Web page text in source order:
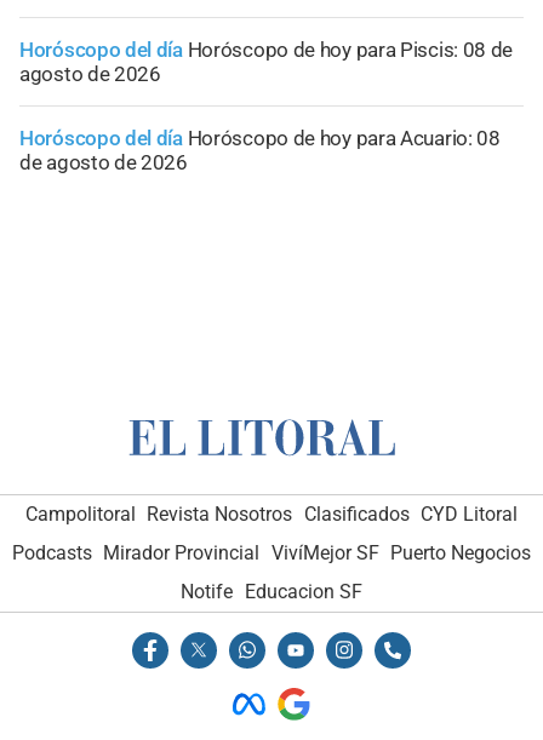
Horóscopo del día Horóscopo de hoy para Piscis: 08 de
agosto de 2026
Horóscopo del día Horóscopo de hoy para Acuario: 08
de agosto de 2026
Campolitoral Revista Nosotros Clasificados CYD Litoral
Podcasts Mirador Provincial VivíMejor SF Puerto Negocios
Notife Educacion SF